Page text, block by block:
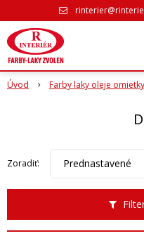
Úvod Farby laky oleje omietky
Zoradiť: Prednastavené